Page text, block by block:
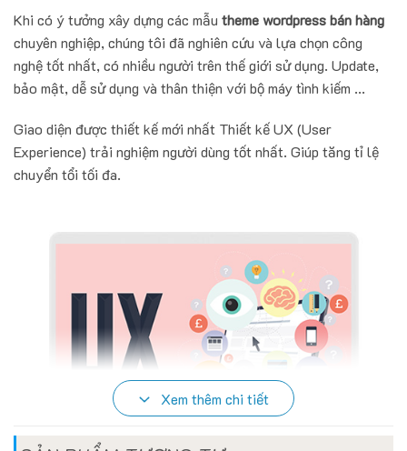
Khi có ý tưởng xây dựng các mẫu theme wordpress bán hàng
chuyên nghiệp, chúng tôi đã nghiên cứu và lựa chọn công
nghệ tốt nhất, có nhiều người trên thế giới sử dụng. Update,
bảo mật, dễ sử dụng và thân thiện với bộ máy tình kiếm ...
Giao diện được thiết kế mới nhất Thiết kế UX (User
Experience) trải nghiệm người dùng tốt nhất. Giúp tăng tỉ lệ
chuyển tổi tối đa.
Xem thêm chi tiết